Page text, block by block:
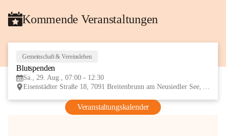
Kommende Veranstaltungen
Gemeinschaft & Vereinsleben
Blutspenden
Sa., 29. Aug., 07:00 - 12:30
Eisenstädter Straße 18, 7091 Breitenbrunn am Neusiedler See, AUT
Veranstaltungskalender